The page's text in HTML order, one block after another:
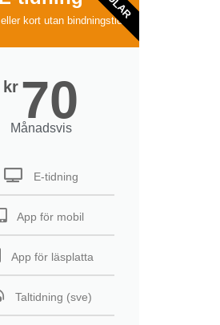
kort utan bindningstid
kr 70
Månadsvis
E-tidning
App för mobil
App för läsplatta
Taltidning (sve)